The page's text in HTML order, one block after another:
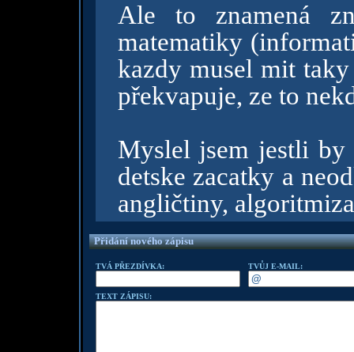
Ale to znamená
matematiky
kazdy musel mit
překvapuje, ze to
Myslel jsem jestli
detske zacatky a
angličtiny,
Přidání nového zápisu
TVÁ PŘEZDÍVKA: TVŮJ E-MAIL:
TEXT ZÁPISU: